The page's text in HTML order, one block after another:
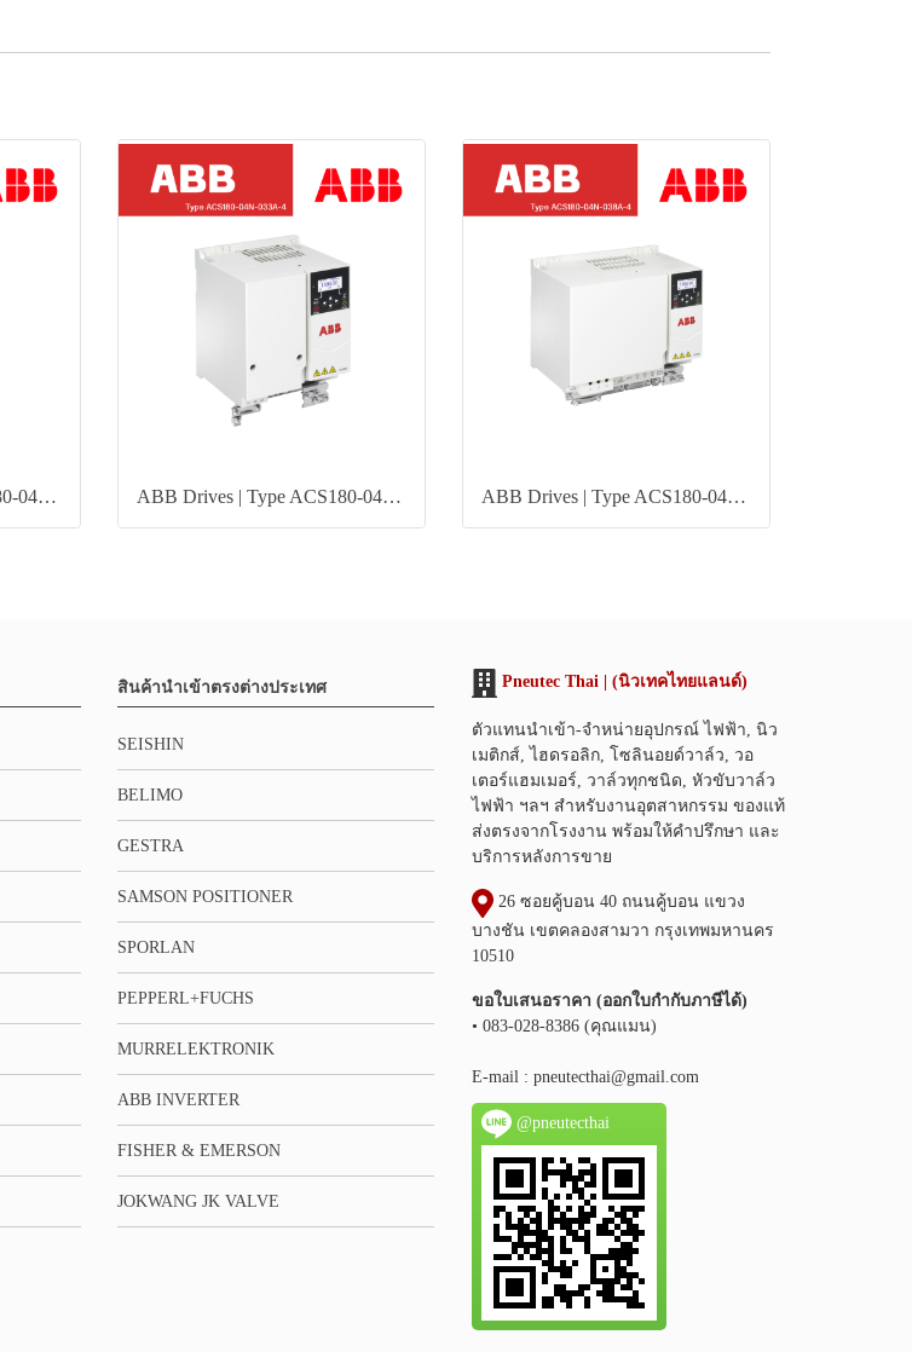
ABB Drives | Type ACS180-04N-01A8-4 ABB Drives | Type ACS180-04N-033A-4 ABB Drives | Type ACS180-04N-038A-4
สินค้านำเข้าตรงต่างประเทศ
SEISHIN
BELIMO
GESTRA
SAMSON POSITIONER
SPORLAN
PEPPERL+FUCHS
MURRELEKTRONIK
ABB INVERTER
FISHER & EMERSON
JOKWANG JK VALVE
Pneutec Thai | (นิวเทคไทยแลนด์)
ตัวแทนนำเข้า-จำหน่ายอุปกรณ์ ไฟฟ้า, นิว
เมติกส์, ไฮดรอลิก, โซลินอยด์วาล์ว, วอ
เตอร์แฮมเมอร์, วาล์วทุกชนิด, หัวขับวาล์ว
ไฟฟ้า ฯลฯ สำหรับงานอุตสาหกรรม ของแท้
ส่งตรงจากโรงงาน พร้อมให้คำปรึกษา และ
บริการหลังการขาย
26 ซอยคู้บอน 40 ถนนคู้บอน แขวง
บางชัน เขตคลองสามวา กรุงเทพมหานคร
10510
ขอใบเสนอราคา (ออกใบกำกับภาษีได้)
• 083-028-8386 (คุณแมน)
E-mail : pneutecthai@gmail.com
@pneutecthai